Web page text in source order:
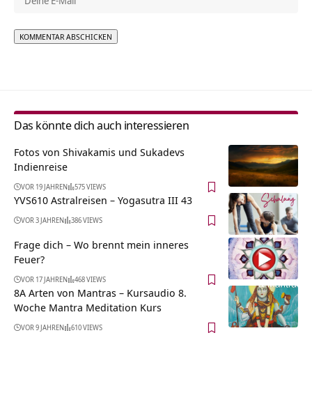
Das könnte dich auch interessieren
Fotos von Shivakamis und Sukadevs
Indienreise
VOR 19 JAHREN 575 VIEWS
YVS610 Astralreisen – Yogasutra III 43
VOR 3 JAHREN 386 VIEWS
Frage dich – Wo brennt mein inneres
Feuer?
VOR 17 JAHREN 468 VIEWS
8A Arten von Mantras – Kursaudio 8.
Woche Mantra Meditation Kurs
VOR 9 JAHREN 610 VIEWS